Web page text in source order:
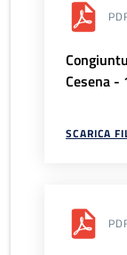
Cesena
SCARICA